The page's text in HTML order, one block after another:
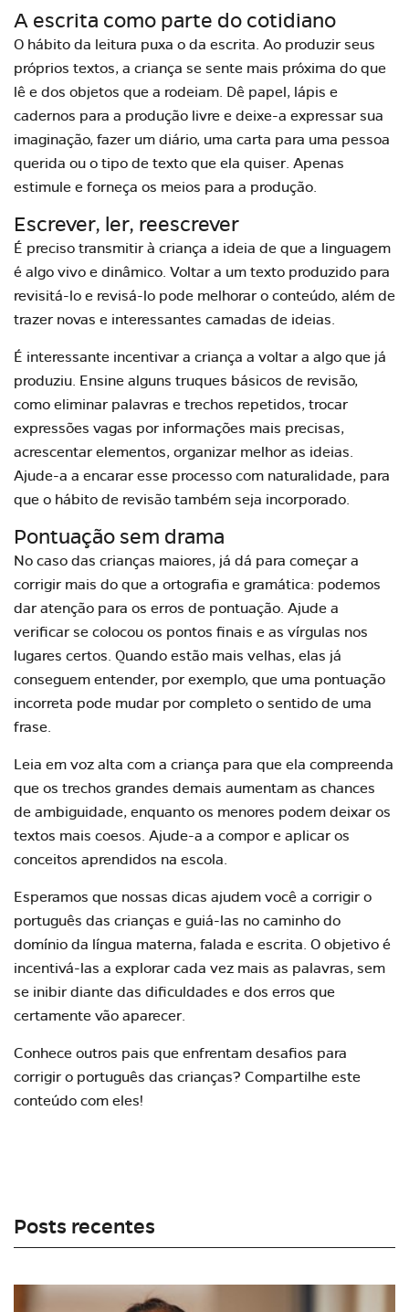
A escrita como parte do cotidiano
O hábito da leitura puxa o da escrita. Ao produzir seus
próprios textos, a criança se sente mais próxima do que
lê e dos objetos que a rodeiam. Dê papel, lápis e
cadernos para a produção livre e deixe-a expressar sua
imaginação, fazer um diário, uma carta para uma pessoa
querida ou o tipo de texto que ela quiser. Apenas
estimule e forneça os meios para a produção.
Escrever, ler, reescrever
É preciso transmitir à criança a ideia de que a linguagem
é algo vivo e dinâmico. Voltar a um texto produzido para
revisitá-lo e revisá-lo pode melhorar o conteúdo, além de
trazer novas e interessantes camadas de ideias.
É interessante incentivar a criança a voltar a algo que já
produziu. Ensine alguns truques básicos de revisão,
como eliminar palavras e trechos repetidos, trocar
expressões vagas por informações mais precisas,
acrescentar elementos, organizar melhor as ideias.
Ajude-a a encarar esse processo com naturalidade, para
que o hábito de revisão também seja incorporado.
Pontuação sem drama
No caso das crianças maiores, já dá para começar a
corrigir mais do que a ortografia e gramática: podemos
dar atenção para os erros de pontuação. Ajude a
verificar se colocou os pontos finais e as vírgulas nos
lugares certos. Quando estão mais velhas, elas já
conseguem entender, por exemplo, que uma pontuação
incorreta pode mudar por completo o sentido de uma
frase.
Leia em voz alta com a criança para que ela compreenda
que os trechos grandes demais aumentam as chances
de ambiguidade, enquanto os menores podem deixar os
textos mais coesos. Ajude-a a compor e aplicar os
conceitos aprendidos na escola.
Esperamos que nossas dicas ajudem você a corrigir o
português das crianças e guiá-las no caminho do
domínio da língua materna, falada e escrita. O objetivo é
incentivá-las a explorar cada vez mais as palavras, sem
se inibir diante das dificuldades e dos erros que
certamente vão aparecer.
Conhece outros pais que enfrentam desafios para
corrigir o português das crianças? Compartilhe este
conteúdo com eles!
Posts recentes